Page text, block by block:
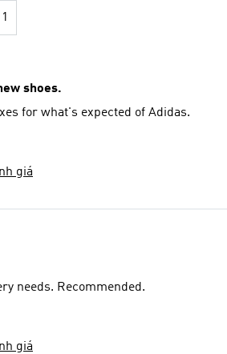
1
shoes.
for what's expected of Adidas.
giá
needs. Recommended.
giá